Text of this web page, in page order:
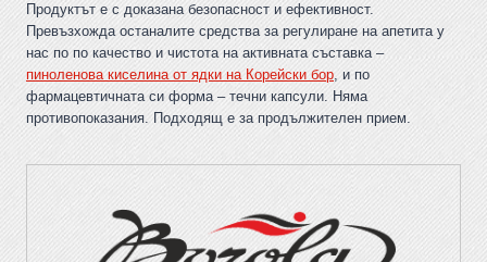
Продуктът е с доказана безопасност и ефективност.
Превъзхожда останалите средства за регулиране на апетита у
нас по по качество и чистота на активната съставка –
пиноленова киселина от ядки на Корейски бор, и по
фармацевтичната си форма – течни капсули. Няма
противопоказания. Подходящ е за продължителен прием.